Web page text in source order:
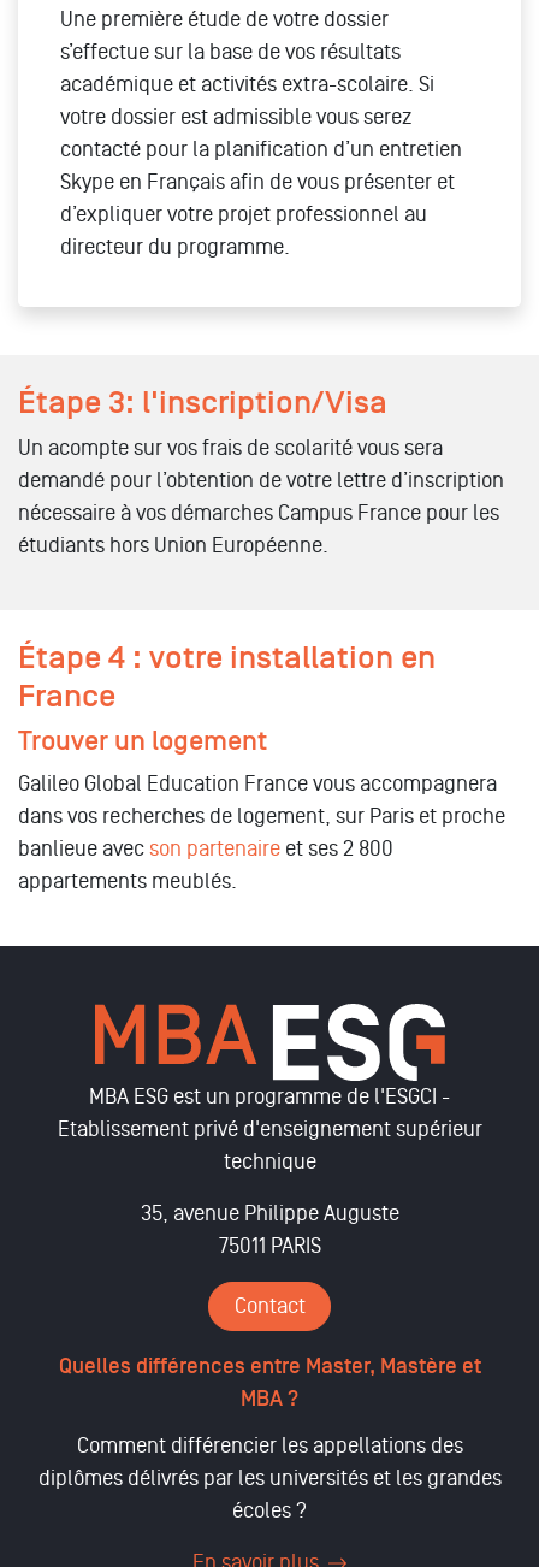
Une première étude de votre dossier
s’effectue sur la base de vos résultats
académique et activités extra-scolaire. Si
votre dossier est admissible vous serez
contacté pour la planification d’un entretien
Skype en Français afin de vous présenter et
d’expliquer votre projet professionnel au
directeur du programme.
Étape 3: l'inscription/Visa
Un acompte sur vos frais de scolarité vous sera
demandé pour l’obtention de votre lettre d’inscription
nécessaire à vos démarches Campus France pour les
étudiants hors Union Européenne.
Étape 4 : votre installation en
France
Trouver un logement
Galileo Global Education France vous accompagnera
dans vos recherches de logement, sur Paris et proche
banlieue avec son partenaire et ses 2 800
appartements meublés.
MBA ESG est un programme de l'ESGCI -
Etablissement privé d'enseignement supérieur
technique
35, avenue Philippe Auguste
75011 PARIS
Contact
Quelles différences entre Master, Mastère et
MBA ?
Comment différencier les appellations des
diplômes délivrés par les universités et les grandes
écoles ?